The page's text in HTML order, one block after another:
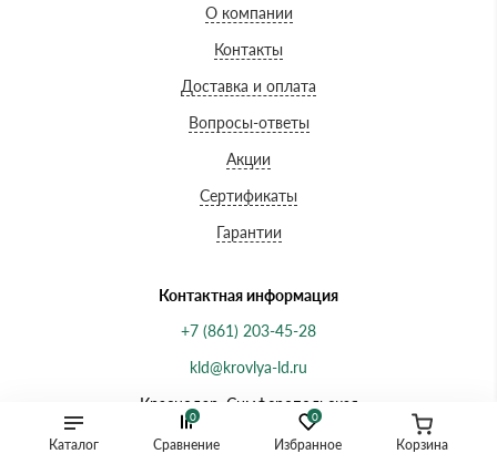
Каталог
0
Избранное
0
Сравнение Корзина
О компании
Контакты
Доставка и оплата
Вопросы-ответы
Акции
Сертификаты
Гарантии
Контактная информация
+7 (861) 203-45-28
kld@krovlya-ld.ru
Краснодар, Симферопольская
улица, 62/3, офис 54